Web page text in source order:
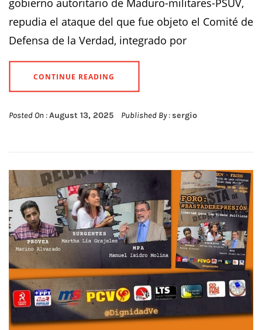
gobierno autoritario de Maduro-militares-PSUV,
repudia el ataque del que fue objeto el Comité de
Defensa de la Verdad, integrado por
CONTINUE READING
Posted On :August 13, 2025 Published By :sergio